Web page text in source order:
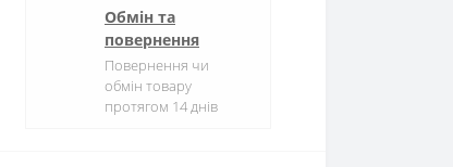
Обмін та
повернення
Повернення чи
обмін товару
протягом 14 днів